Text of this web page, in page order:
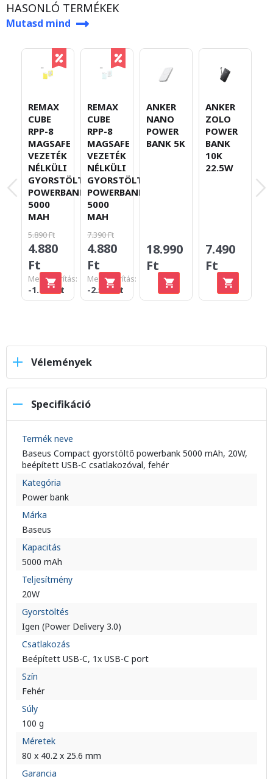
HASONLÓ TERMÉKEK
Mutasd mind
REMAX
CUBE
RPP-8
MAGSAFE
VEZETÉK
NÉLKÜLI
GYORSTÖLTŐ
POWERBANK
5000
MAH
5.890 Ft
4.880
Ft
Megtakarítás:
-1.010 Ft
REMAX
CUBE
RPP-8
MAGSAFE
VEZETÉK
NÉLKÜLI
GYORSTÖLTŐ
POWERBANK
5000
MAH
7.390 Ft
4.880
Ft
Megtakarítás:
-2.510 Ft
ANKER
NANO
POWER
BANK 5K
18.990
Ft
ANKER
ZOLO
POWER
BANK
10K
22.5W
7.490
Ft
Vélemények
Specifikáció
Termék neve
Baseus Compact gyorstöltő powerbank 5000 mAh, 20W,
beépített USB-C csatlakozóval, fehér
Kategória
Power bank
Márka
Baseus
Kapacitás
5000 mAh
Teljesítmény
20W
Gyorstöltés
Igen (Power Delivery 3.0)
Csatlakozás
Beépített USB-C, 1x USB-C port
Szín
Fehér
Súly
100 g
Méretek
80 x 40.2 x 25.6 mm
Garancia